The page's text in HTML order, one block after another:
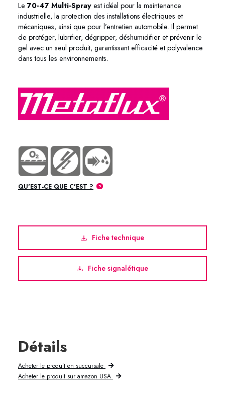
Le 70-47 Multi-Spray est idéal pour la maintenance
industrielle, la protection des installations électriques et
mécaniques, ainsi que pour l’entretien automobile. Il permet
de protéger, lubrifier, dégripper, déshumidifier et prévenir le
gel avec un seul produit, garantissant efficacité et polyvalence
dans tous les environnements.
QU'EST-CE QUE C'EST ?
Fiche technique
Fiche signalétique
Détails
Acheter le produit en succursale
Acheter le produit sur amazon USA